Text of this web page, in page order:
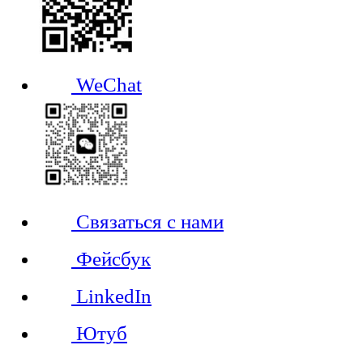
WeChat
Связаться с нами
Фейсбук
LinkedIn
Ютуб